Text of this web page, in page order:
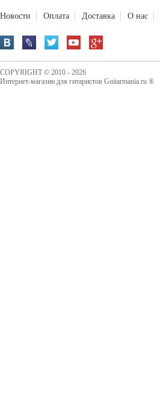
Новости Оплата Доставка О нас
COPYRIGHT © 2010 - 2026
Интернет-магазин для гитаристов Guitarmania.ru ®